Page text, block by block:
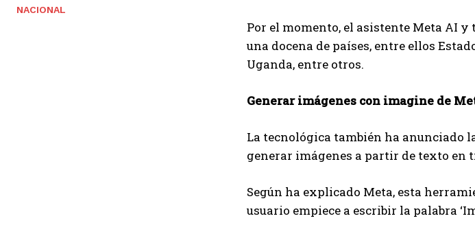
NACIONAL
Por el momento, el asistente Meta AI
una docena de países, entre ellos
Uganda, entre otros.
Generar imágenes con imagine de
La tecnológica también ha anunciado
generar imágenes a partir de texto en
Según ha explicado Meta, esta
usuario empiece a escribir la palabra